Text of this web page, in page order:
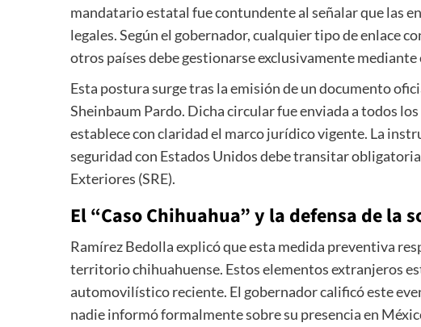
mandatario estatal fue contundente al señalar que las
legales. Según el gobernador, cualquier tipo de enlace
otros países debe gestionarse exclusivamente mediante
Esta postura surge tras la emisión de un documento
Sheinbaum Pardo. Dicha circular fue enviada a todos
establece con claridad el marco jurídico vigente. La
seguridad con Estados Unidos debe transitar
Exteriores (SRE).
El “Caso Chihuahua” y la defensa de la
Ramírez Bedolla explicó que esta medida preventiva
territorio chihuahuense. Estos elementos extranjeros
automovilístico reciente. El gobernador calificó este
nadie informó formalmente sobre su presencia en